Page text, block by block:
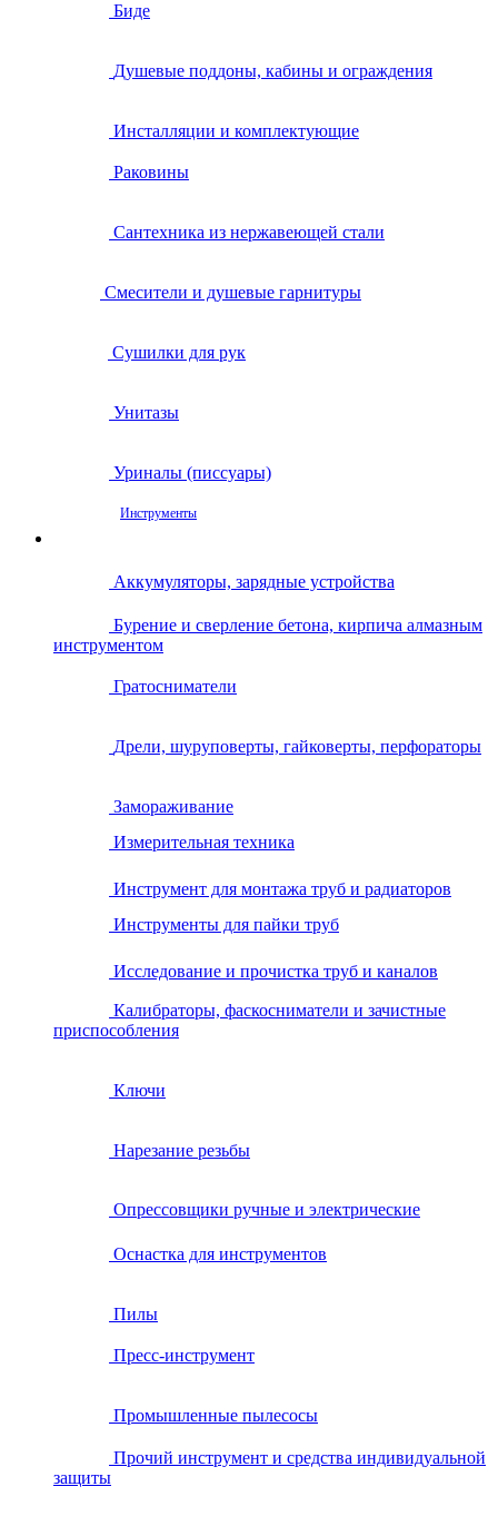
Биде
Душевые поддоны, кабины и ограждения
Инсталляции и комплектующие
Раковины
Сантехника из нержавеющей стали
Смесители и душевые гарнитуры
Сушилки для рук
Унитазы
Уриналы (писсуары)
Инструменты
Аккумуляторы, зарядные устройства
Бурение и сверление бетона, кирпича алмазным
инструментом
Гратосниматели
Дрели, шуруповерты, гайковерты, перфораторы
Замораживание
Измерительная техника
Инструмент для монтажа труб и радиаторов
Инструменты для пайки труб
Исследование и прочистка труб и каналов
Калибраторы, фаскосниматели и зачистные
приспособления
Ключи
Нарезание резьбы
Опрессовщики ручные и электрические
Оснастка для инструментов
Пилы
Пресс-инструмент
Промышленные пылесосы
Прочий инструмент и средства индивидуальной
защиты